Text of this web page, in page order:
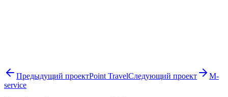
Предыдущий проектPoint TravelСледующий проект
M-
service